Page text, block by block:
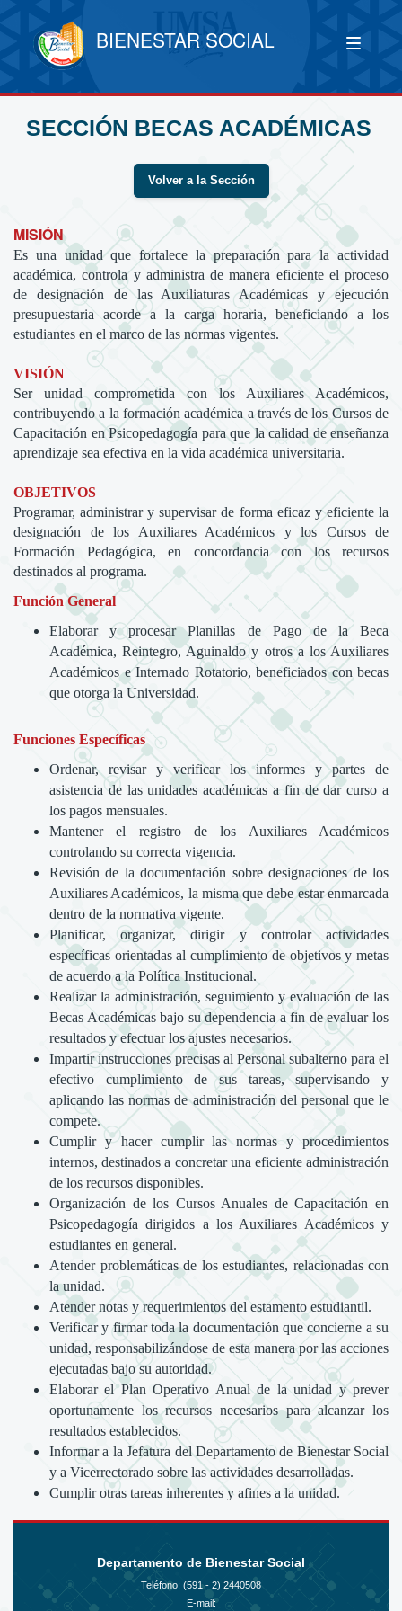
BIENESTAR SOCIAL
SECCIÓN BECAS ACADÉMICAS
Volver a la Sección
MISIÓN
Es una unidad que fortalece la preparación para la actividad
académica, controla y administra de manera eficiente el proceso
de designación de las Auxiliaturas Académicas y ejecución
presupuestaria acorde a la carga horaria, beneficiando a los
estudiantes en el marco de las normas vigentes.
VISIÓN
Ser unidad comprometida con los Auxiliares Académicos,
contribuyendo a la formación académica a través de los Cursos de
Capacitación en Psicopedagogía para que la calidad de enseñanza
aprendizaje sea efectiva en la vida académica universitaria.
OBJETIVOS
Programar, administrar y supervisar de forma eficaz y eficiente la
designación de los Auxiliares Académicos y los Cursos de
Formación Pedagógica, en concordancia con los recursos
destinados al programa.
Función General
Elaborar y procesar Planillas de Pago de la Beca
Académica, Reintegro, Aguinaldo y otros a los Auxiliares
Académicos e Internado Rotatorio, beneficiados con becas
que otorga la Universidad.
Funciones Específicas
Ordenar, revisar y verificar los informes y partes de
asistencia de las unidades académicas a fin de dar curso a
los pagos mensuales.
Mantener el registro de los Auxiliares Académicos
controlando su correcta vigencia.
Revisión de la documentación sobre designaciones de los
Auxiliares Académicos, la misma que debe estar enmarcada
dentro de la normativa vigente.
Planificar, organizar, dirigir y controlar actividades
específicas orientadas al cumplimiento de objetivos y metas
de acuerdo a la Política Institucional.
Realizar la administración, seguimiento y evaluación de las
Becas Académicas bajo su dependencia a fin de evaluar los
resultados y efectuar los ajustes necesarios.
Impartir instrucciones precisas al Personal subalterno para el
efectivo cumplimiento de sus tareas, supervisando y
aplicando las normas de administración del personal que le
compete.
Cumplir y hacer cumplir las normas y procedimientos
internos, destinados a concretar una eficiente administración
de los recursos disponibles.
Organización de los Cursos Anuales de Capacitación en
Psicopedagogía dirigidos a los Auxiliares Académicos y
estudiantes en general.
Atender problemáticas de los estudiantes, relacionadas con
la unidad.
Atender notas y requerimientos del estamento estudiantil.
Verificar y firmar toda la documentación que concierne a su
unidad, responsabilizándose de esta manera por las acciones
ejecutadas bajo su autoridad.
Elaborar el Plan Operativo Anual de la unidad y prever
oportunamente los recursos necesarios para alcanzar los
resultados establecidos.
Informar a la Jefatura del Departamento de Bienestar Social
y a Vicerrectorado sobre las actividades desarrolladas.
Cumplir otras tareas inherentes y afines a la unidad.
Departamento de Bienestar Social
Teléfono: (591 - 2) 2440508
E-mail: